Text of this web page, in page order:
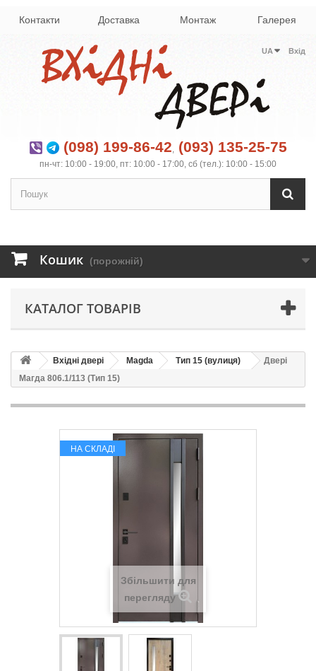
Контакти Доставка Монтаж Галерея
Вхід
UA
(098) 199-86-42, (093) 135-25-75
пн-чт: 10:00 - 19:00, пт: 10:00 - 17:00, сб (тел.): 10:00 - 15:00
Кошик (порожній)
КАТАЛОГ ТОВАРІВ
Вхідні двері Magda Тип 15 (вулиця)
Двері
Магда 806.1/113 (Тип 15)
НА СКЛАДІ
Збільшити для
перегляду